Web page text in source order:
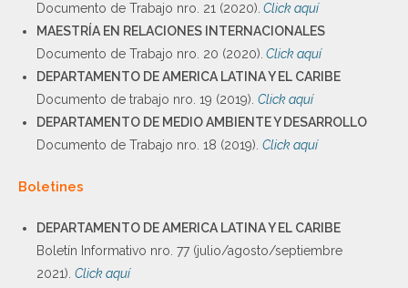
Documento de Trabajo nro. 21 (2020). Click aquí
MAESTRÍA EN RELACIONES INTERNACIONALES
Documento de Trabajo nro. 20 (2020). Click aquí
DEPARTAMENTO DE AMERICA LATINA Y EL CARIBE
Documento de trabajo nro. 19 (2019). Click aquí
DEPARTAMENTO DE MEDIO AMBIENTE Y DESARROLLO
Documento de Trabajo nro. 18 (2019). Click aquí
Boletines
DEPARTAMENTO DE AMERICA LATINA Y EL CARIBE
Boletín Informativo nro. 77 (julio/agosto/septiembre
2021). Click aquí